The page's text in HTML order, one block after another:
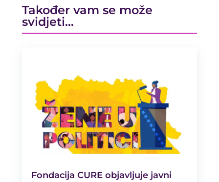
Također vam se može
svidjeti…
Fondacija CURE objavljuje javni